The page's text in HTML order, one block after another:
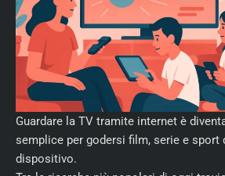
Guardare la TV tramite internet è
semplice per godersi film, serie e sport
dispositivo.